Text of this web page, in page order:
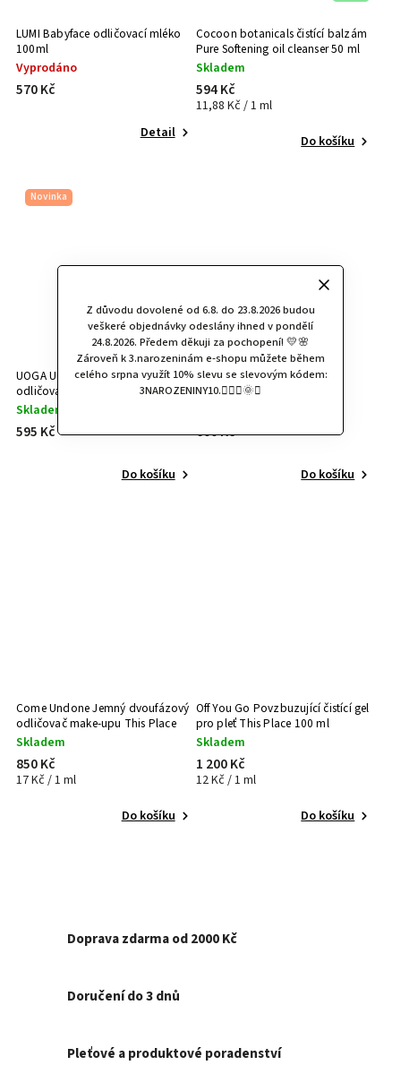
Z důvodu dovolené od 6.8. do 23.8.2026 budou
veškeré objednávky odeslány ihned v pondělí
24.8.2026. Předem děkuji za pochopení! 💛🌸
Zároveň k 3.narozeninám e-shopu můžete během
celého srpna využít 10% slevu se slevovým kódem:
3NAROZENINY10.🧚🏻‍♀️🌞✨
LUMI Babyface odličovací mléko
100ml
Vyprodáno
570 Kč
Detail
Cocoon botanicals čistící balzám
Pure Softening oil cleanser 50 ml
Skladem
594 Kč
11,88 Kč / 1 ml
Do košíku
Novinka
UOGA UOGA Hydrofilní olejový
odličovač Plot twist 100 ml
Skladem
595 Kč
Do košíku
LUMI Hydratační čistící mléko
100ml
600 Kč
Do košíku
Come Undone Jemný dvoufázový
odličovač make-upu This Place
50 ml
Skladem
850 Kč
17 Kč / 1 ml
Do košíku
Off You Go Povzbuzující čistící gel
pro pleť This Place 100 ml
Skladem
1 200 Kč
12 Kč / 1 ml
Do košíku
Doprava zdarma od 2000 Kč
Doručení do 3 dnů
Pleťové a produktové poradenství